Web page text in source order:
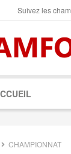
Suivez les
CHAMPIONNAT